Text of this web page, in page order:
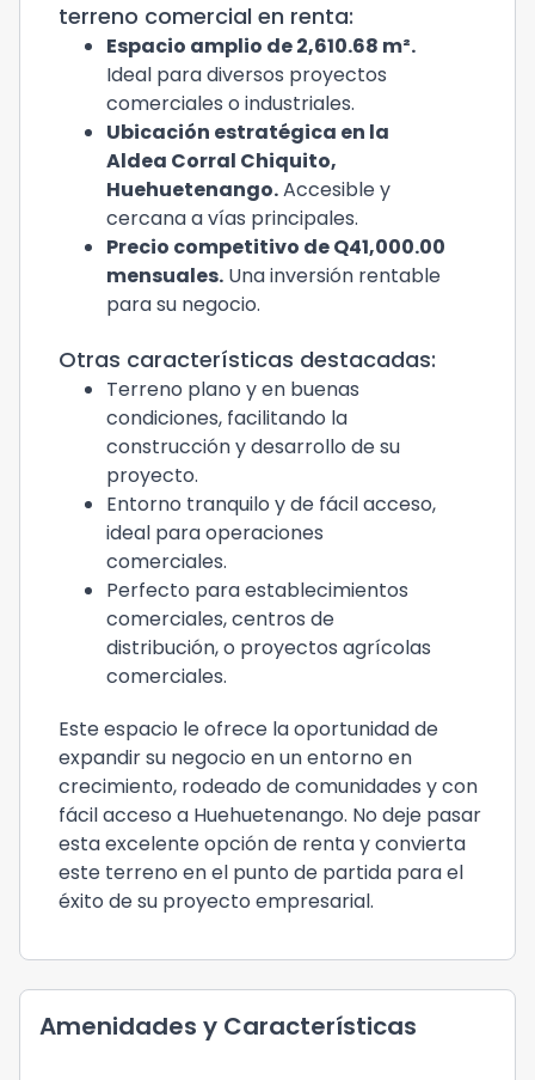
terreno comercial en renta:
Espacio amplio de 2,610.68 m².
Ideal para diversos proyectos
comerciales o industriales.
Ubicación estratégica en la
Aldea Corral Chiquito,
Huehuetenango.Accesible y
cercana a vías principales.
Precio competitivo de Q41,000.00
mensuales. Una inversión rentable
para su negocio.
Otras características destacadas:
Terreno plano y en buenas
condiciones, facilitando la
construcción y desarrollo de su
proyecto.
Entorno tranquilo y de fácil acceso,
ideal para operaciones
comerciales.
Perfecto para establecimientos
comerciales, centros de
distribución, o proyectos agrícolas
comerciales.
Este espacio le ofrece la oportunidad de
expandir su negocio en un entorno en
crecimiento, rodeado de comunidades y con
fácil acceso a Huehuetenango. No deje pasar
esta excelente opción de renta y convierta
este terreno en el punto de partida para el
éxito de su proyecto empresarial.
Amenidades y Características